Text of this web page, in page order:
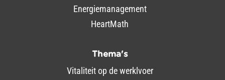
Energiemanagement
HeartMath
Thema's
Vitaliteit op de werklvoer